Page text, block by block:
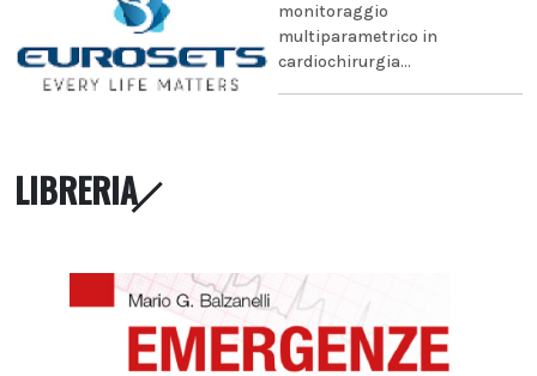
monitoraggio
multiparametrico in
cardiochirurgia...
LIBRERIA